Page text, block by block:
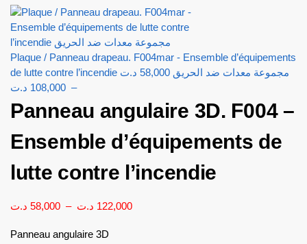
Plaque / Panneau drapeau. F004mar - Ensemble d’équipements
de lutte contre l’incendie مجموعة معدات ضد الحريق 58,000 د.ت
–
108,000 د.ت
Panneau angulaire 3D. F004 –
Ensemble d’équipements de
lutte contre l’incendie
58,000 د.ت – 122,000 د.ت
Panneau angulaire 3D